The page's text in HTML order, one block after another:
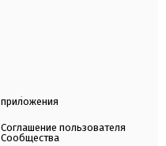
приложения
Соглашение пользователя
Сообщества